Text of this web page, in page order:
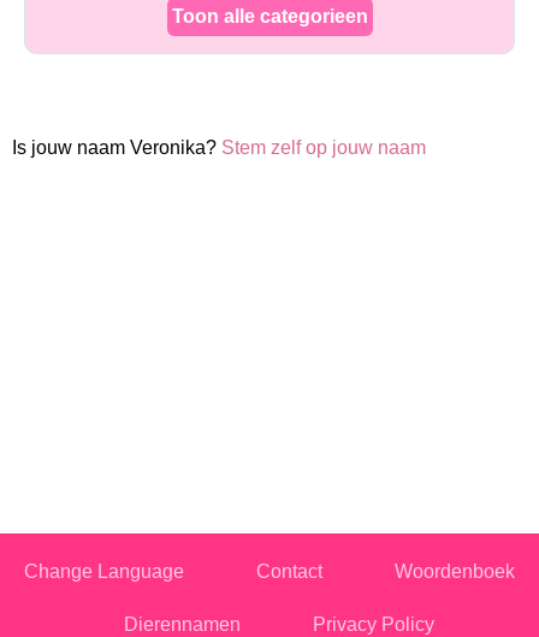
Toon alle categorieen
Is jouw naam Veronika? Stem zelf op jouw naam
Change Language Contact Woordenboek
Dierennamen Privacy Policy